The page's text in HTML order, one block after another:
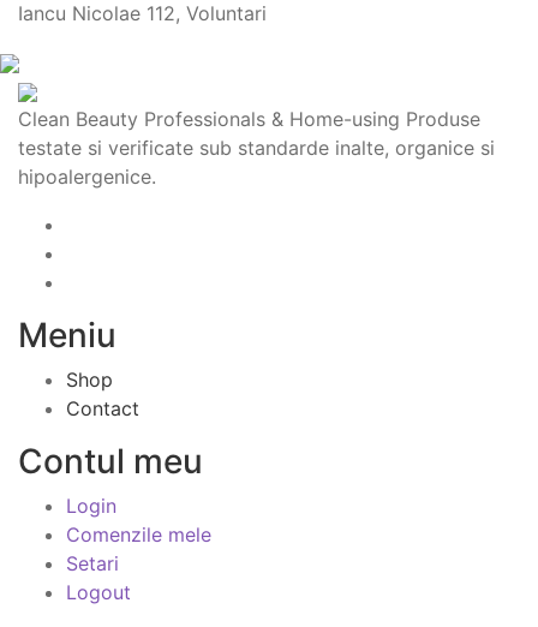
Iancu Nicolae 112, Voluntari
Clean Beauty Professionals & Home-using Produse
testate si verificate sub standarde inalte, organice si
hipoalergenice.
Meniu
Shop
Contact
Contul meu
Login
Comenzile mele
Setari
Logout